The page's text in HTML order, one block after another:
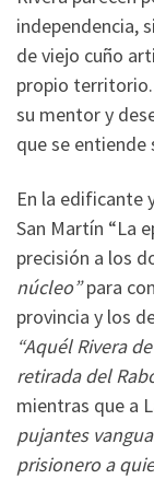
independencia,
de viejo cuño
propio
su mentor y
que se entiende
En la edificante
San Martín “La
precisión a los
núcleo”para
provincia y los
“Aquél Rivera
retirada del
mientras que a
pujantes
prisionero a